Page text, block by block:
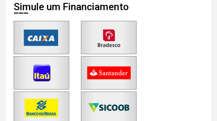
Simule um Financiamento